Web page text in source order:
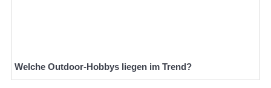
Welche Outdoor-Hobbys liegen im Trend?